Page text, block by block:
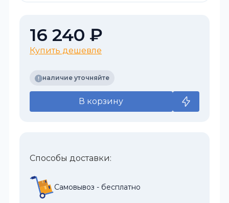
16 240 ₽
Купить дешевле
наличие уточняйте
В корзину
Способы доставки:
Самовывоз - бесплатно